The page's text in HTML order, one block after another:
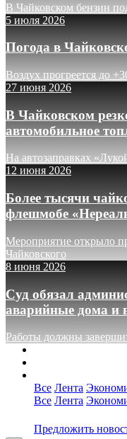
В Чайковском бензин
5 июля 2026
Погода в
Воздух прогреется до
27 июня 2026
В Чайковском
автомобильное
На автозаправках
12 июня 2026
Более тысячи
флешмобе
Мероприятие открыло
Чайковского
8 июня 2026
Суд обязал
аварийные дома и
Работы должны
Все Лента
Все Лента
Предложить